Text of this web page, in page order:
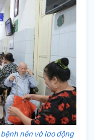
nền và lao động